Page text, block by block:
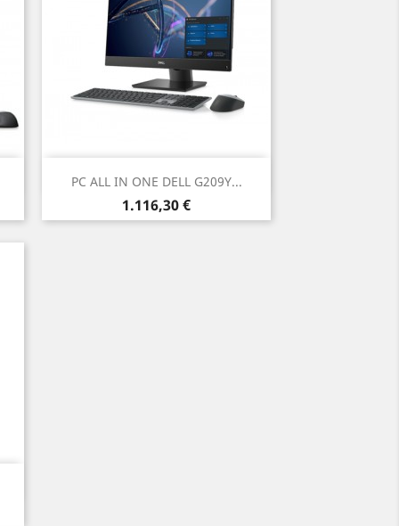
PC ALL IN ONE DELL G209Y...
Prezzo
1.116,30 €
 Anteprima